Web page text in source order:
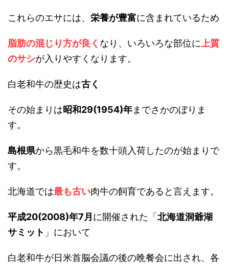
これらのエサには、 栄養が豊富に含まれているため
脂肪の混じり方が良く なり、いろいろな部位に 上質
のサシが入りやすくなります。
白老和牛の歴史は古く
その始まりは昭和29(1954)年までさかのぼりま
す。
島根県から黒毛和牛を数十頭入荷したのが始まりで
す。
北海道では最も古い肉牛の飼育であると言えます。
平成20(2008)年7月 に開催された「 北海道洞爺湖
サミット 」において
白老和牛が日米首脳会議の後の晩餐会に出され、各